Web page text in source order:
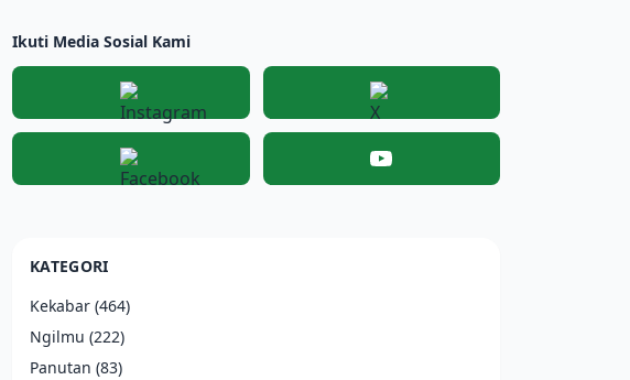
Ikuti Media Sosial Kami
Instagram X
Facebook YouTube
KATEGORI
Kekabar (464)
Ngilmu (222)
Panutan (83)